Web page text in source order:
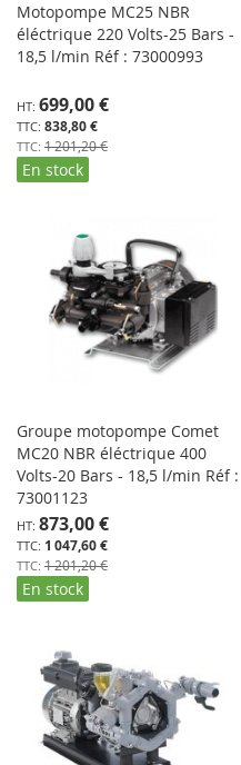
Motopompe MC25 NBR
éléctrique 220 Volts-25 Bars -
18,5 l/min Réf : 73000993
Prix
Spécial838,80 €
699,00 €
1 201,20 €
En stock
Groupe motopompe Comet
MC20 NBR éléctrique 400
Volts-20 Bars - 18,5 l/min Réf :
73001123
Prix
Spécial1 047,60 €
873,00 €
1 201,20 €
En stock